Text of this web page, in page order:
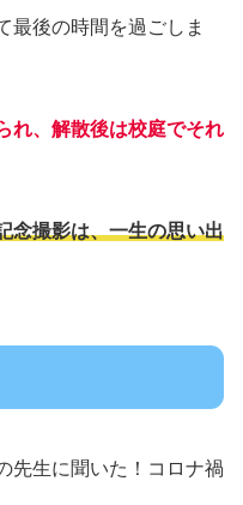
最後の時間を過ごしま
れ、解散後は校庭でそれ
念撮影は、一生の思い出